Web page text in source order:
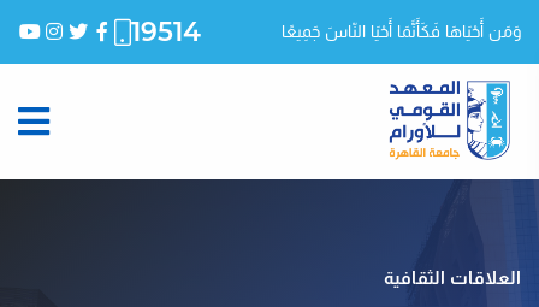
وَمَن أَحْيَاهَا فَكَأَنَّمَا أَحْيَا النّاسَ جَمِيعًا 19514
العلاقات الثقافية